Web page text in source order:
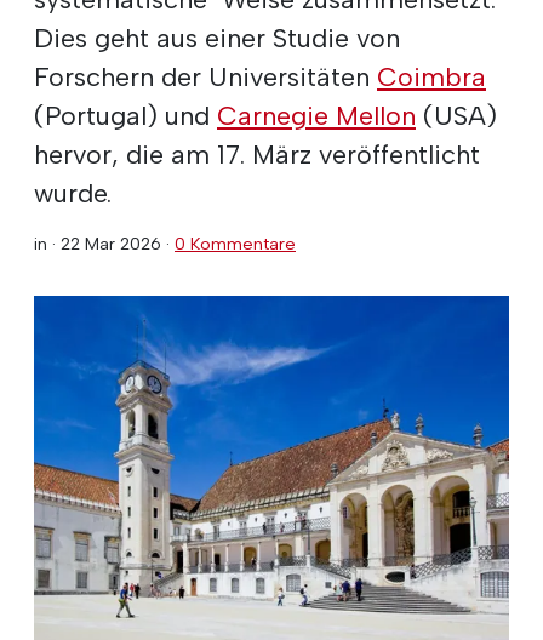
Dies geht aus einer Studie von
Forschern der Universitäten Coimbra
(Portugal) und Carnegie Mellon (USA)
hervor, die am 17. März veröffentlicht
wurde.
in · 22 Mar 2026 · 0 Kommentare